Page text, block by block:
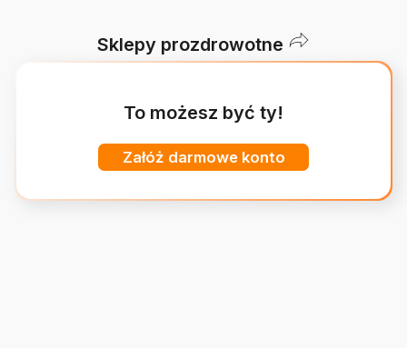
Sklepy prozdrowotne
To możesz być ty!
Załóż darmowe konto